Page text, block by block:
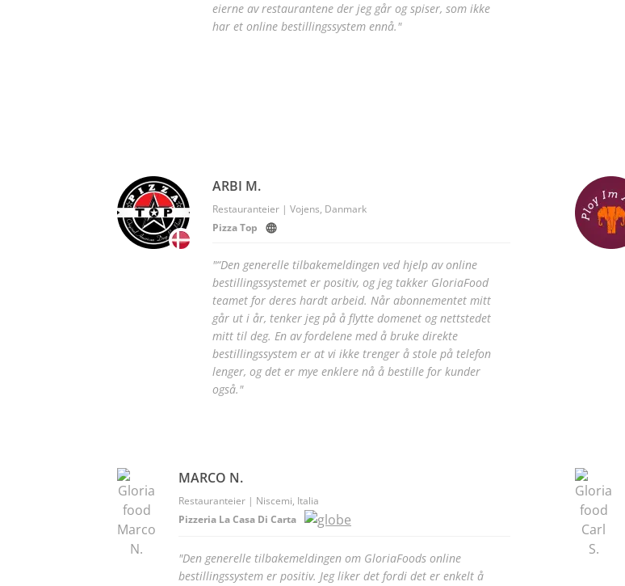
eierne av restaurantene der jeg går og spiser, som ikke
har et online bestillingssystem ennå."
ARBI M.
Restauranteier | Vojens, Danmark
Pizza Top
"“Den generelle tilbakemeldingen ved hjelp av online
bestillingssystemet er positiv, og jeg takker GloriaFood
teamet for deres hardt arbeid. Når abonnementet mitt
går ut i år, tenker jeg på å flytte domenet og nettstedet
mitt til deg. En av fordelene med å bruke direkte
bestillingssystem er at vi ikke trenger å stole på telefon
lenger, og det er mye enklere nå å bestille for kunder
også."
MARCO N.
Restauranteier | Niscemi, Italia
Pizzeria La Casa Di Carta
"Den generelle tilbakemeldingen om GloriaFoods online
bestillingssystem er positiv. Jeg liker det fordi det er enkelt å